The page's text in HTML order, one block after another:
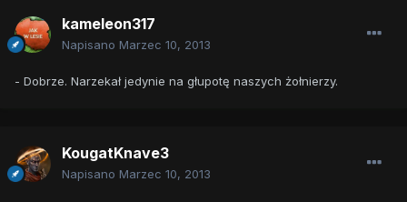
kameleon317
Napisano Marzec 10, 2013
- Dobrze. Narzekał jedynie na głupotę naszych żołnierzy.
KougatKnave3
Napisano Marzec 10, 2013